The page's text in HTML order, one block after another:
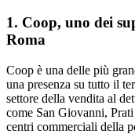
1. Coop, uno dei
Roma
Coop è una delle più
una presenza su tutto il
settore della vendita al
come San Giovanni,
centri commerciali della